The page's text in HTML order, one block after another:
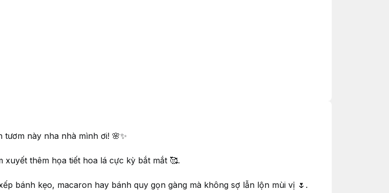
này nha nhà mình ơi! 🌸✨
thêm họa tiết hoa lá cực kỳ bắt mắt 🥰.
bánh kẹo, macaron hay bánh quy gọn gàng mà không sợ lẫn lộn mùi vị 🌷.